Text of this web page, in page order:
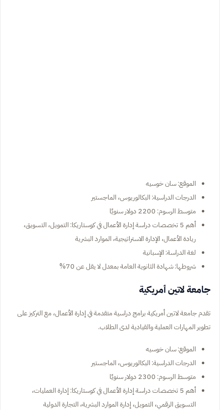
الموقع: سان خوسيه
الدرجات الدراسية: البكالوريوس، الماجستير
متوسط الرسوم: 2200 دولار سنويًا
أهم 5 تخصصات دراسة إدارة الأعمال في كوستاريكا: التمويل، التسويق،
ريادة الأعمال، الإدارة الاستراتيجية، الموارد البشرية
لغة الدراسة: الإسبانية
شروطها: شهادة الثانوية العامة بمعدل لا يقل عن 70%
جامعة لاتين أمريكية
تقدم جامعة لاتين أمريكية برامج دراسية متقدمة في إدارة الأعمال، مع التركيز على
تطوير المهارات العملية والقيادية لدى الطلاب.
الموقع: سان خوسيه
الدرجات الدراسية: البكالوريوس، الماجستير
متوسط الرسوم: 2300 دولار سنويًا
أهم 5 تخصصات دراسة إدارة الأعمال في كوستاريكا: إدارة العمليات،
التسويق الرقمي، التمويل، إدارة الموارد البشرية، التجارة الدولية